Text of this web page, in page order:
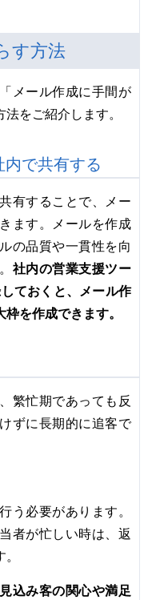
す方法
メール作成に手間が
をご紹介します。
で共有する
有することで、メー
ます。メールを作成
の品質や一貫性を向
社内の営業支援ツー
ておくと、メール作
を作成できます。
繁忙期であっても反
ずに長期的に追客で
う必要があります。
者が忙しい時は、返
込み客の関心や満足